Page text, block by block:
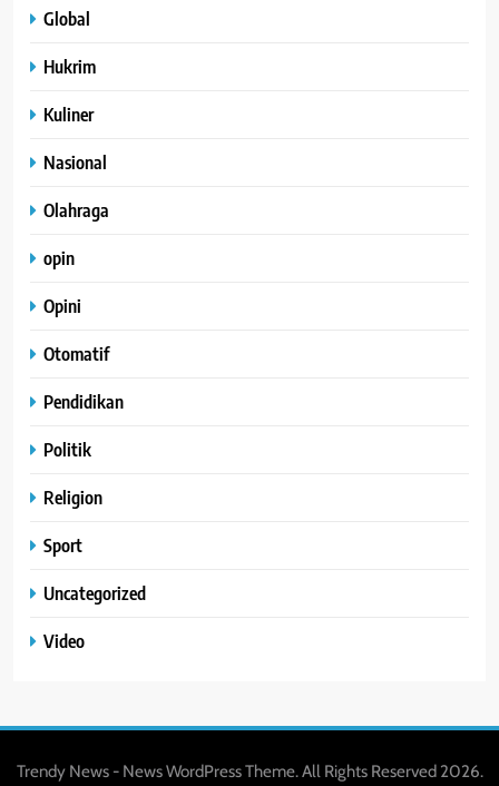
Global
Hukrim
Kuliner
Nasional
Olahraga
opin
Opini
Otomatif
Pendidikan
Politik
Religion
Sport
Uncategorized
Video
Trendy News - News WordPress Theme. All Rights Reserved 2026.